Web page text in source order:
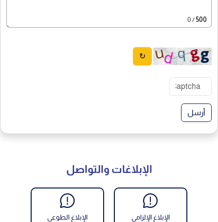
500
/ 0
↻
أرسل
الإبلاغات والتواصل
الإبلاغ الإلزامي الإبلاغ الطوعي